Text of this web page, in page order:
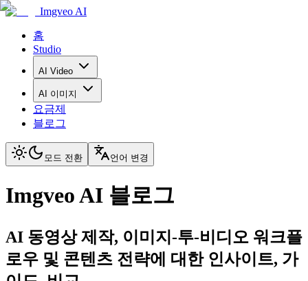
Imgveo AI
홈
Studio
AI Video
AI 이미지
요금제
블로그
모드 전환 언어 변경
Imgveo AI 블로그
AI 동영상 제작, 이미지-투-비디오 워크플
로우 및 콘텐츠 전략에 대한 인사이트, 가